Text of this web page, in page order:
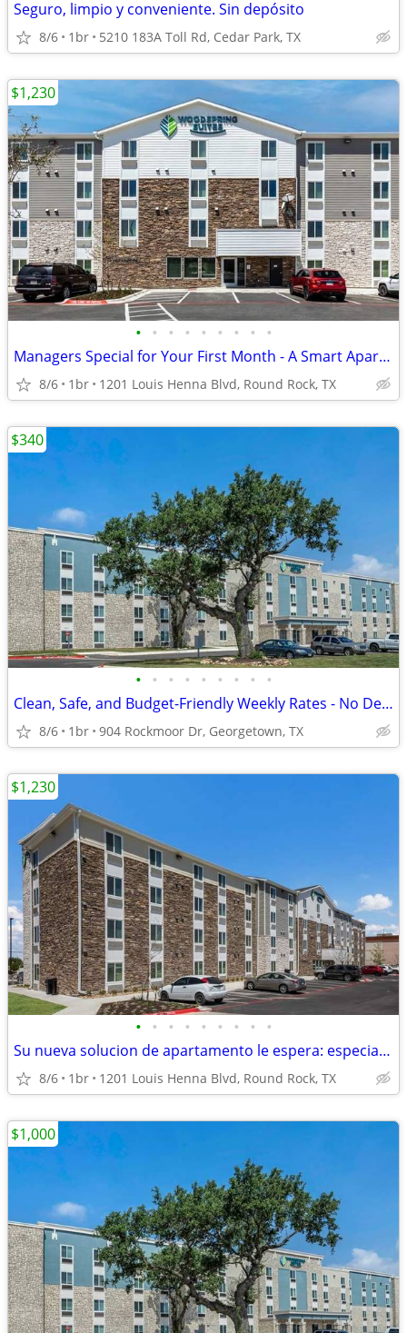
Seguro, limpio y conveniente. Sin depósito
8/6 1br 5210 183A Toll Rd, Cedar Park, TX
• • • • • • • • •
Managers Special for Your First Month - A Smart Apartment Alternative!
8/6 1br 1201 Louis Henna Blvd, Round Rock, TX
$1,230
• • • • • • • • •
Clean, Safe, and Budget-Friendly Weekly Rates - No Deposit!
8/6 1br 904 Rockmoor Dr, Georgetown, TX
$340
• • • • • • • • •
Su nueva solucion de apartamento le espera: especial gerente 1ª mes!
8/6 1br 1201 Louis Henna Blvd, Round Rock, TX
$1,230
$1,000